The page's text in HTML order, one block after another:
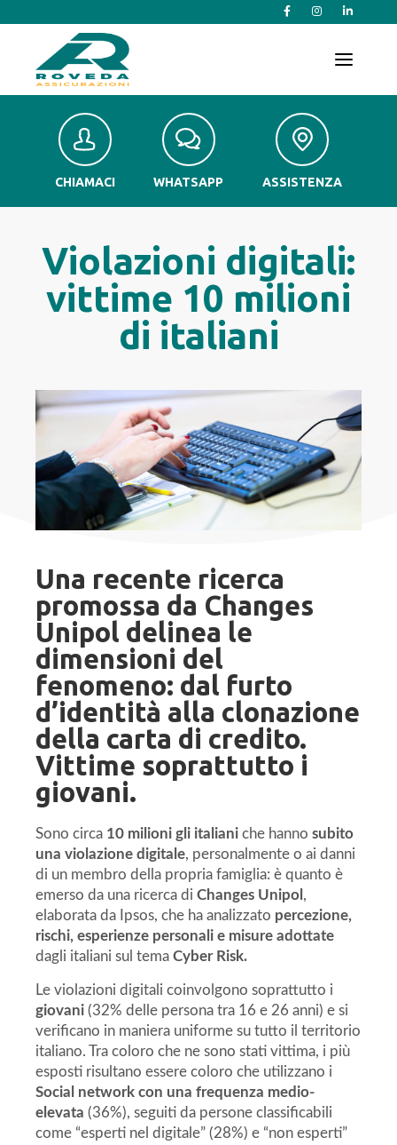
T
v
g
o
CHIAMACI WHATSAPP ASSISTENZA
Violazioni digitali:
vittime 10 milioni
di italiani
Una recente ricerca
promossa da Changes
Unipol delinea le
dimensioni del
fenomeno: dal furto
d’identità alla clonazione
della carta di credito.
Vittime soprattutto i
giovani.
Sono circa 10 milioni gli italiani che hanno subito
una violazione digitale, personalmente o ai danni
di un membro della propria famiglia: è quanto è
emerso da una ricerca di Changes Unipol ,
elaborata da Ipsos, che ha analizzato percezione,
rischi, esperienze personali e misure adottate
dagli italiani sul tema Cyber Risk.
Le violazioni digitali coinvolgono soprattutto i
giovani (32% delle persona tra 16 e 26 anni) e si
verificano in maniera uniforme su tutto il territorio
italiano. Tra coloro che ne sono stati vittima, i più
esposti risultano essere coloro che utilizzano i
Social network con una frequenza medio-
elevata (36%), seguiti da persone classificabili
come “esperti nel digitale” (28%) e “non esperti”